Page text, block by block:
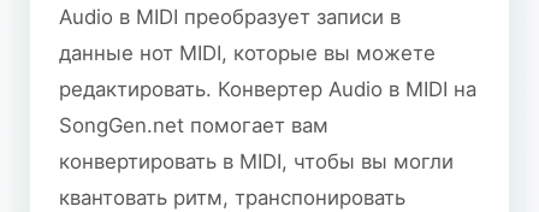
Audio в MIDI преобразует записи в
данные нот MIDI, которые вы можете
редактировать. Конвертер Audio в MIDI на
SongGen.net помогает вам
конвертировать в MIDI, чтобы вы могли
квантовать ритм, транспонировать